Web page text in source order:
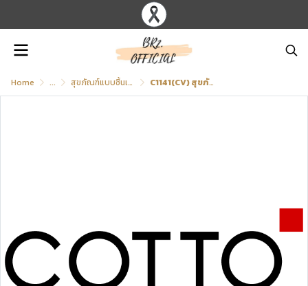
Home ... สุขภัณฑ์แบบชิ้นเดียว (ฝารองนั่งใช้ไฟฟ้า) C1141(CV) สุขภัณฑ์ แบบชิ้นเดียว 6 ลิตร รุ่น PRIZ